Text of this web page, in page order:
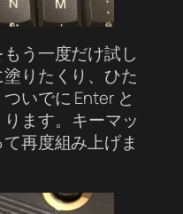
う一度だけ試し
りたくり、ひた
いでに Enter と
ます。キーマッ
再度組み上げま